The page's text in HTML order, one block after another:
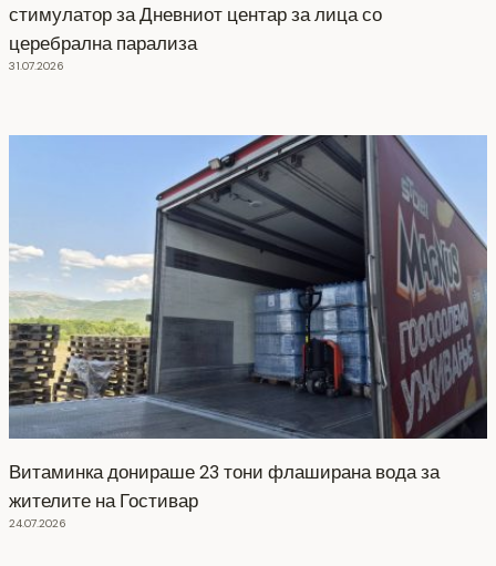
стимулатор за Дневниот центар за лица со
церебрална парализа
31.07.2026
Витаминка донираше 23 тони флаширана вода за
жителите на Гостивар
24.07.2026